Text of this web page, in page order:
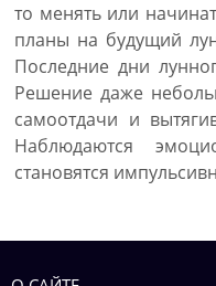
то менять или
планы на будущий
Последние дни
Решение даже
самоотдачи и
Наблюдаются
становятся